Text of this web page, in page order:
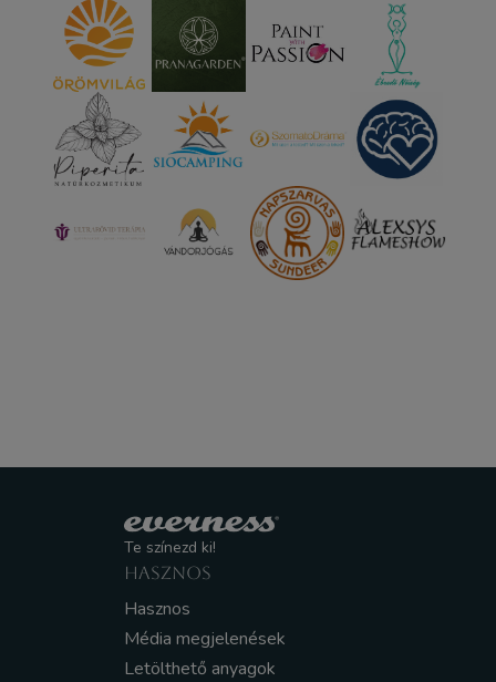
Te színezd ki!
HASZNOS
Hasznos
Média megjelenések
Letölthető anyagok